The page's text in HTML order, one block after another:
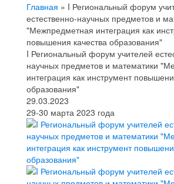
Главная » I Региональный форум
естественно-научных предметов и
"Межпредметная интеграция как
повышения качества образования"
I Региональный форум учителей
научных предметов и математики
интеграция как инструмент
образования"
29.03.2023
29-30 марта 2023 года